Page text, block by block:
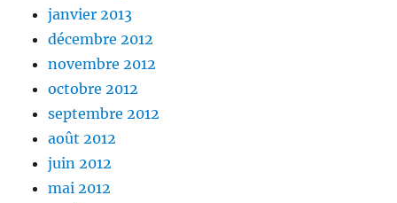
janvier 2013
décembre 2012
novembre 2012
octobre 2012
septembre 2012
août 2012
juin 2012
mai 2012